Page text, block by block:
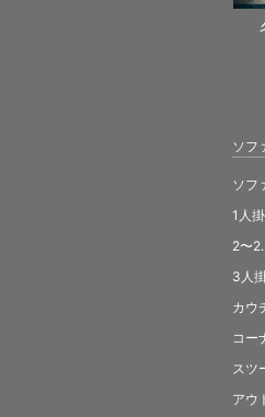
ソフ
ソフ
1人
2〜
3人
カウ
コー
スツ
アウ